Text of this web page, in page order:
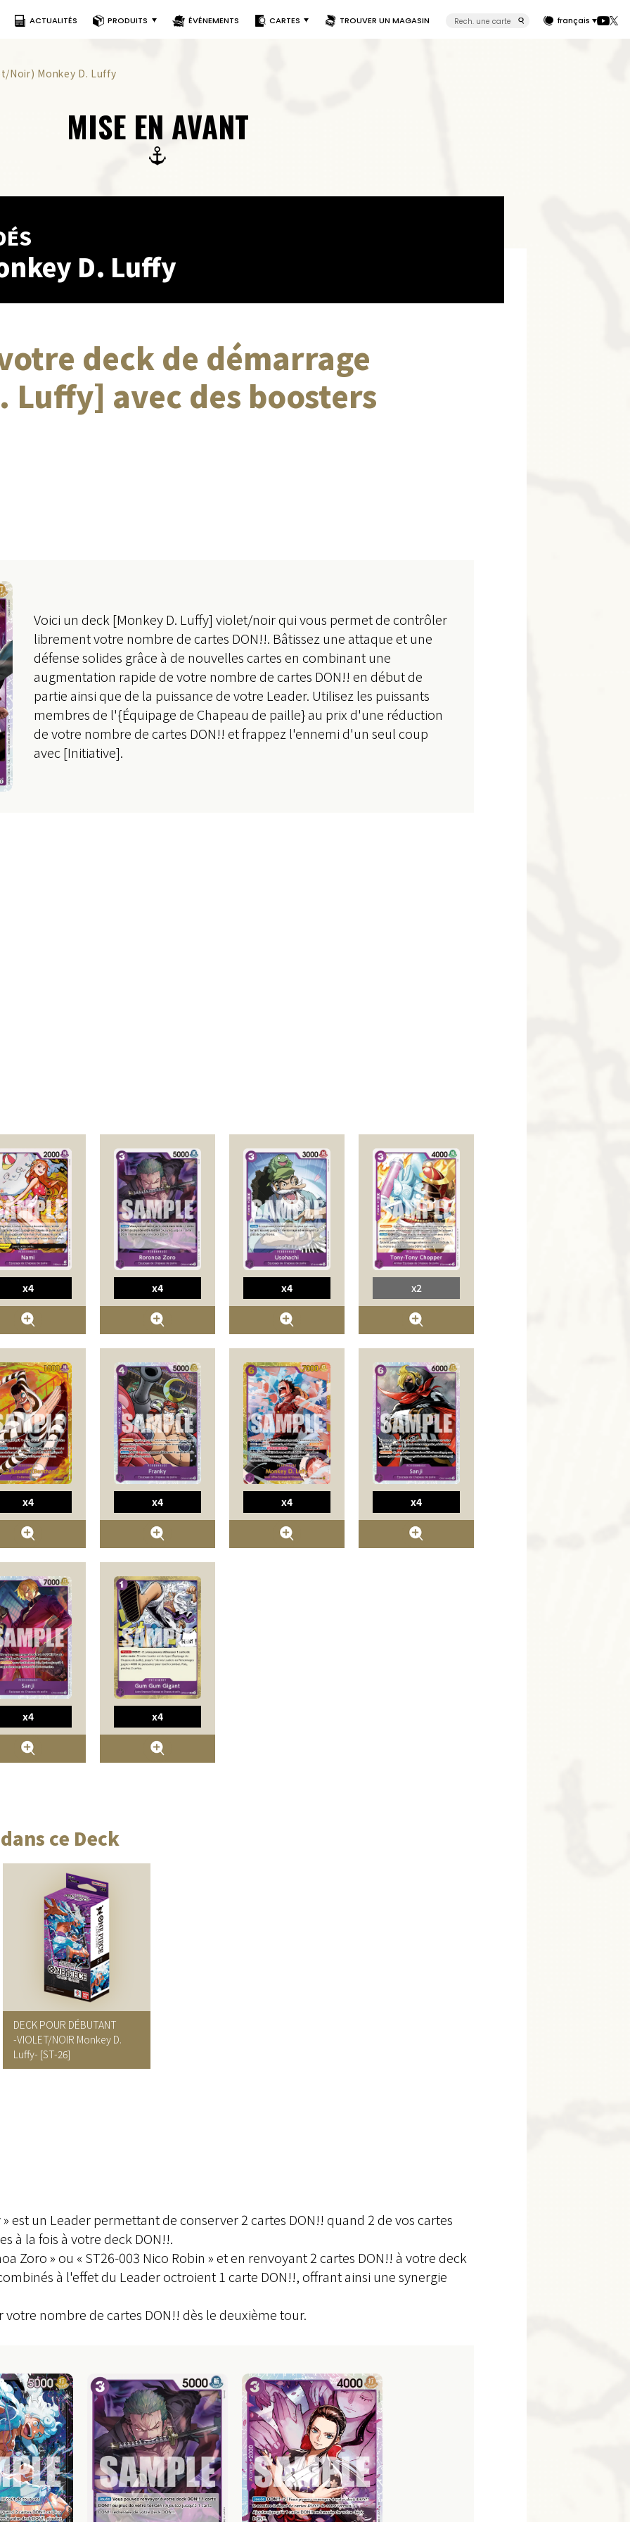
ACTUALITÉS PRODUITS ÉVÉNEMENTS CARTES TROUVER UN MAGASIN français
Noir) Monkey D. Luffy
MISE EN AVANT
D. Luffy
deck de démarrage
Luffy] avec des boosters
Voici un deck [Monkey D. Luffy] violet/noir qui vous permet de contrôler
librement votre nombre de cartes DON!!. Bâtissez une attaque et une
défense solides grâce à de nouvelles cartes en combinant une
augmentation rapide de votre nombre de cartes DON!! en début de
partie ainsi que de la puissance de votre Leader. Utilisez les puissants
membres de l'{Équipage de Chapeau de paille} au prix d'une réduction
de votre nombre de cartes DON!! et frappez l'ennemi d'un seul coup
avec [Initiative].
x4 x4 x4 x2
x4 x4 x4 x4
x4 x4
ce Deck
DECK POUR DÉBUTANT
-VIOLET/NOIR Monkey D.
Luffy- [ST-26]
» est un Leader permettant de conserver 2 cartes DON!! quand 2 de vos cartes
à la fois à votre deck DON!!.
Zoro » ou « ST26-003 Nico Robin » et en renvoyant 2 cartes DON!! à votre deck
à l'effet du Leader octroient 1 carte DON!!, offrant ainsi une synergie
nombre de cartes DON!! dès le deuxième tour.